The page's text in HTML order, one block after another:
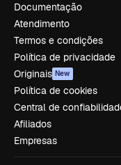
Documentação
Atendimento
Termos e condições
Política de privacidade
Originais New
Política de cookies
Central de
Afiliados
Empresas